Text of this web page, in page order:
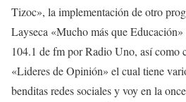
Tizoc», la implementación de otro
Layseca «Mucho más que
104.1 de fm por Radio Uno, así como
«Lideres de Opinión» el cual tiene
benditas redes sociales y voy en la